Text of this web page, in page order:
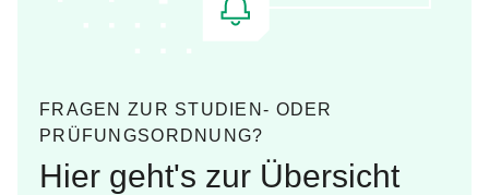
FRAGEN ZUR STUDIEN- ODER
PRÜFUNGSORDNUNG?
Hier geht's zur Übersicht